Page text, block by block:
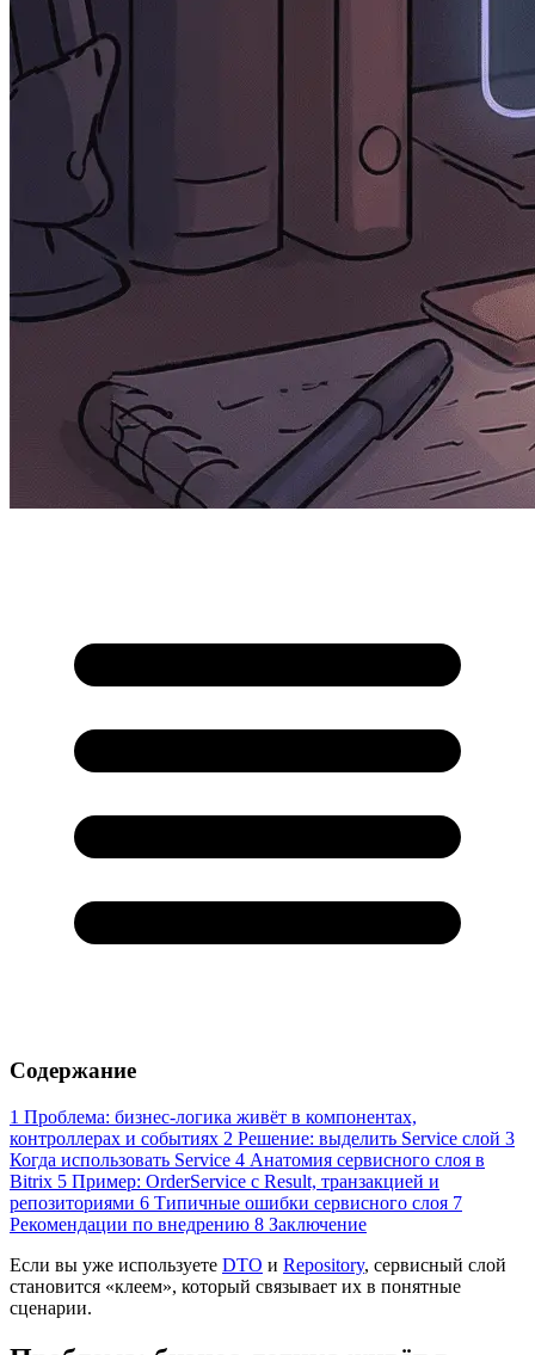
Содержание
1 Проблема: бизнес-логика живёт в компонентах,
контроллерах и событиях 2 Решение: выделить Service слой 3
Когда использовать Service 4 Анатомия сервисного слоя в
Bitrix 5 Пример: OrderService с Result, транзакцией и
репозиториями 6 Типичные ошибки сервисного слоя 7
Рекомендации по внедрению 8 Заключение
Если вы уже используете DTO и Repository, сервисный слой
становится «клеем», который связывает их в понятные
сценарии.